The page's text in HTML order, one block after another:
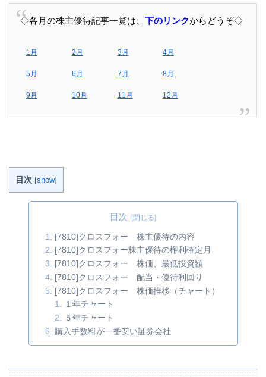
◇各月の株主優待記事一覧は、 下のリンクからどうぞ◇
1月 2月 3月 4月
5月 6月 7月 8月
9月 10月 11月 12月
目次 [show]
目次
[7810]クロスフォー 株主優待の内容
[7810]クロスフォー株主優待の権利確定月
[7810]クロスフォー 株価、最低投資額
[7810]クロスフォー 配当・優待利回り
[7810]クロスフォー 株価推移（チャート）
１年チャート
５年チャート
購入手数料が一番安い証券会社